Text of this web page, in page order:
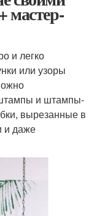
мастер-
и легко
или узоры
и штампы-
вырезанные в
и даже